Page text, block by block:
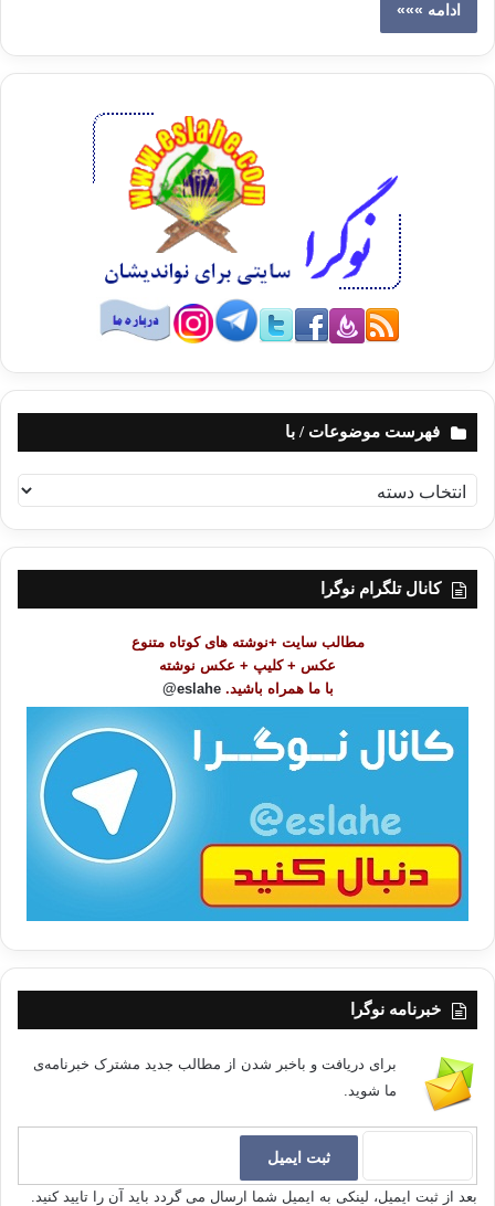
ادامه »»»
فهرست موضوعات / با
ه
ر
کانال تلگرام نوگرا
مطالب سایت +نوشته های کوتاه متنوع
عکس + کلیپ + عکس نوشته
با ما همراه باشید. eslahe@
خبرنامه نوگرا
برای دریافت و باخبر شدن از مطالب جدید مشترک خبرنامه‌ی
ما شوید.
بعد از ثبت ایمیل، لینکی به ایمیل شما ارسال می گردد باید آن را تایید کنید.